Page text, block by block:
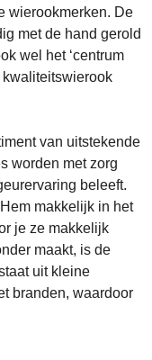
wierookmerken. De
met de hand gerold
wel het ‘centrum
kwaliteitswierook
van uitstekende
worden met zorg
beleeft.
makkelijk in het
je ze makkelijk
maakt, is de
uit kleine
branden, waardoor